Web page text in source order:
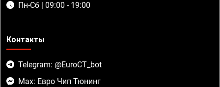
Пн-Сб | 09:00 - 19:00
Контакты
Telegram: @EuroCT_bot
Max: Евро Чип Тюнинг